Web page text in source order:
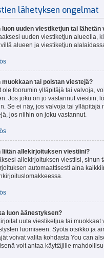
lähetyksen ongelmat
luon uuden viestiketjun tai lähetän
uuden viestiketjun alueella,
alueen ja viestiketjun
muokkaan tai poistan viestejä?
ole foorumin ylläpitäjä tai valvoja,
Jos joku on jo vastannut viestiin,
Se ei näy, jos valvoja tai ylläpitäjä
jos niihin on joku vastannut.
liitän allekirjoituksen viestiini?
allekirjoituksen viestiisi, sinun
automaattisesti aina
luon äänestyksen?
uuta viestiketjua tai
luomiseen. Syötä otsikko ja
voivat valita kohdasta You can
voit antaa käyttäjille